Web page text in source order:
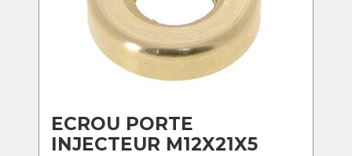
ECROU PORTE
INJECTEUR M12X21X5